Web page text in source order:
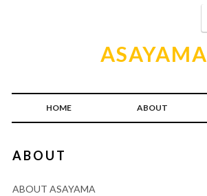
ASAYAMA
HOME ABOUT
ABOUT
ABOUT ASAYAMA